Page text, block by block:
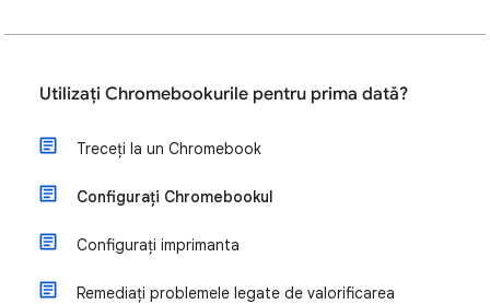
Utilizați Chromebookurile pentru prima dată?
Treceți la un Chromebook
Configurați Chromebookul
Configurați imprimanta
Remediați problemele legate de valorificarea